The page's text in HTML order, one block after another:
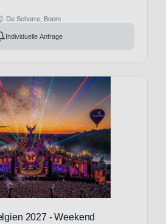
De Schorre, Boom
Individuelle Anfrage
2027 - Weekend